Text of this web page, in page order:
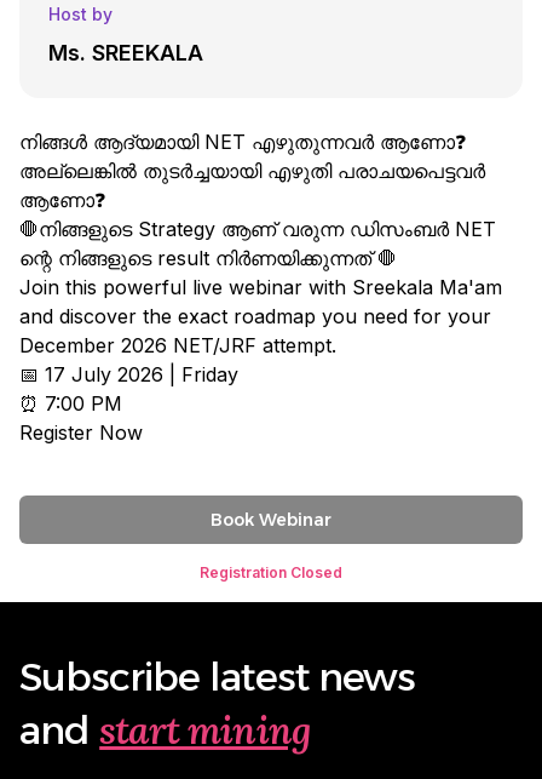
Host by
Ms. SREEKALA
നിങ്ങൾ ആദ്യമായി NET എഴുതുന്നവർ ആണോ❓
അല്ലെങ്കിൽ തുടർച്ചയായി എഴുതി പരാചയപെട്ടവർ
ആണോ❓
🛑നിങ്ങളുടെ Strategy ആണ് വരുന്ന ഡിസംബർ NET
ന്റെ നിങ്ങളുടെ result നിർണയിക്കുന്നത് 🛑
Join this powerful live webinar with Sreekala Ma'am
and discover the exact roadmap you need for your
December 2026 NET/JRF attempt.
📅 17 July 2026 | Friday
⏰ 7:00 PM
Register Now
Book Webinar
Registration Closed
Subscribe latest news
and start mining